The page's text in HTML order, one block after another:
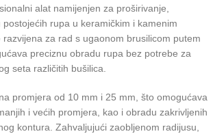
alat namijenjen za proširivanje,
rupa u keramičkim i kamenim
za rad s ugaonom brusilicom putem
preciznu obradu rupa bez potrebe za
seta različitih bušilica.
promjera od 10 mm i 25 mm, što omogućava
i većih promjera, kao i obradu zakrivljenih
kontura. Zahvaljujući zaobljenom radijusu,